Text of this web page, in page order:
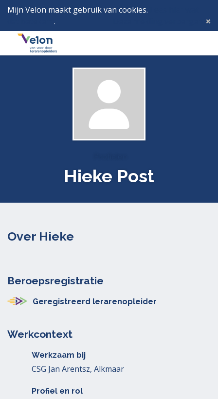
Mijn Velon maakt gebruik van cookies.
.
Menu
Hieke Post
Over Hieke
Beroepsregistratie
Geregistreerd lerarenopleider
Werkcontext
Werkzaam bij
CSG Jan Arentsz, Alkmaar
Profiel en rol